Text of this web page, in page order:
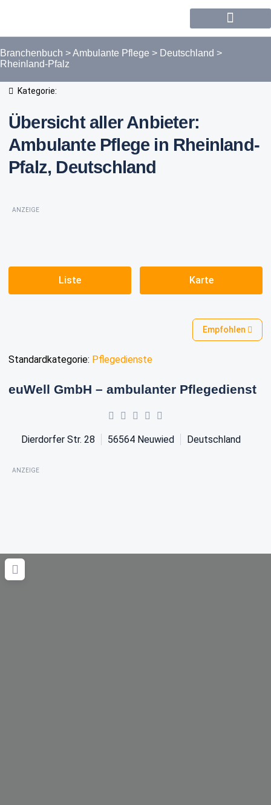
Branchenbuch >Ambulante Pflege > Deutschland >
Rheinland-Pfalz
Kategorie:
Übersicht aller Anbieter:
Ambulante Pflege in Rheinland-
Pfalz, Deutschland
ANZEIGE
Liste Karte
Empfohlen
Standardkategorie: Pflegedienste
euWell GmbH – ambulanter Pflegedienst
Dierdorfer Str. 28 56564 Neuwied Deutschland
ANZEIGE